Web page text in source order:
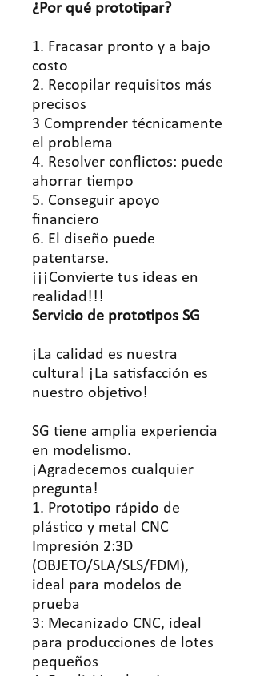
¿Por qué prototipar?
1. Fracasar pronto y a bajo
costo
2. Recopilar requisitos más
precisos
3 Comprender técnicamente
el problema
4. Resolver conflictos: puede
ahorrar tiempo
5. Conseguir apoyo
financiero
6. El diseño puede
patentarse.
¡¡¡Convierte tus ideas en
realidad!!!
Servicio de prototipos SG
¡La calidad es nuestra
cultura! ¡La satisfacción es
nuestro objetivo!
SG tiene amplia experiencia
en modelismo.
¡Agradecemos cualquier
pregunta!
1. Prototipo rápido de
plástico y metal CNC
Impresión 2:3D
(OBJETO/SLA/SLS/FDM),
ideal para modelos de
prueba
3: Mecanizado CNC, ideal
para producciones de lotes
pequeños